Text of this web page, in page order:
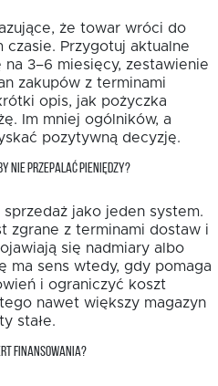
że towar wróci do
Przygotuj aktualne
3–6 miesięcy, zestawienie
zakupów z terminami
opis, jak pożyczka
Im mniej ogólników, a
pozytywną decyzję.
NIE PRZEPALAĆ PIENIĘDZY?
jako jeden system.
zgrane z terminami dostaw i
się nadmiary albo
ma sens wtedy, gdy pomaga
i ograniczyć koszt
nawet większy magazyn
stałe.
FINANSOWANIA?